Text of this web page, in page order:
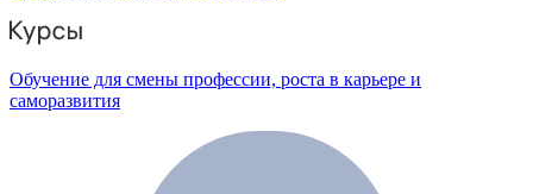
Обучение для смены профессии, роста в карьере и
саморазвития